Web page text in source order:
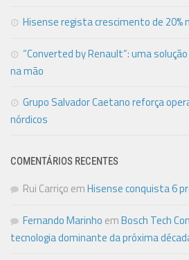
Hisense regista crescimento de 20%
“Converted by Renault”: uma
na mão
Grupo Salvador Caetano reforça
nórdicos
COMENTÁRIOS RECENTES
Rui Carriço emHisense conquista 6
Fernando Marinho emBosch Tech
tecnologia dominante da próxima